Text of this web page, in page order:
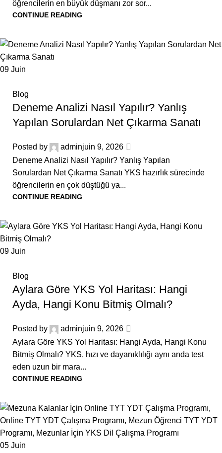
öğrencilerin en büyük düşmanı zor sor...
CONTINUE READING
09 Juin
Blog
Deneme Analizi Nasıl Yapılır? Yanlış
Yapılan Sorulardan Net Çıkarma Sanatı
Posted by adminjuin 9, 2026
Deneme Analizi Nasıl Yapılır? Yanlış Yapılan
Sorulardan Net Çıkarma Sanatı YKS hazırlık sürecinde
öğrencilerin en çok düştüğü ya...
CONTINUE READING
09 Juin
Blog
Aylara Göre YKS Yol Haritası: Hangi
Ayda, Hangi Konu Bitmiş Olmalı?
Posted by adminjuin 9, 2026
Aylara Göre YKS Yol Haritası: Hangi Ayda, Hangi Konu
Bitmiş Olmalı? YKS, hızı ve dayanıklılığı aynı anda test
eden uzun bir mara...
CONTINUE READING
05 Juin